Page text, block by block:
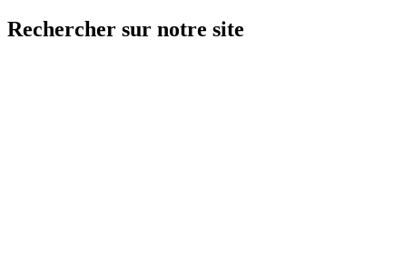
Rechercher sur notre site